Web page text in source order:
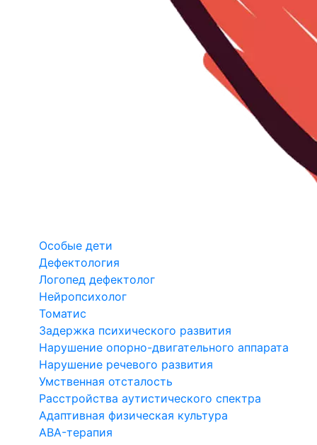
Особые дети
Дефектология
Логопед дефектолог
Нейропсихолог
Томатис
Задержка психического развития
Нарушение опорно-двигательного аппарата
Нарушение речевого развития
Умственная отсталость
Расстройства аутистического спектра
Адаптивная физическая культура
ABA-терапия